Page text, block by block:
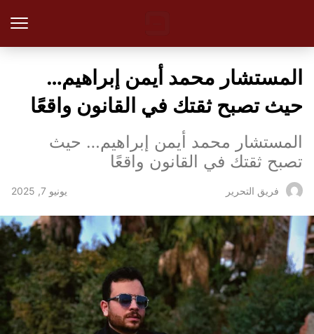
المستشار محمد أيمن إبراهيم…
حيث تصبح ثقتك في القانون واقعًا
المستشار محمد أيمن إبراهيم… حيث
تصبح ثقتك في القانون واقعًا
فريق التحرير يونيو 7, 2025